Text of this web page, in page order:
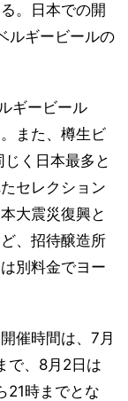
。日本での開
ルギービールの
ギービール
また、樽生ビ
く日本最多と
セレクション
大震災復興と
、招待醸造所
別料金でヨー
催時間は、7月
で、8月2日は
21時までとな